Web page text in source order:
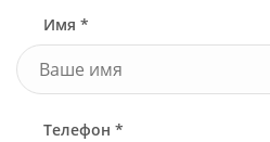
Имя *
Телефон *